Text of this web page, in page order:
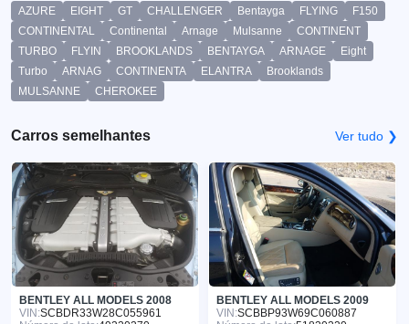
AZURE EIGHT GT CHALLENGER Bentayga FLYING
F150
CONTINENTAL
Continental Arnage Mulsanne
CONTINENT
TURBO
FLYIN BROOKLANDS BENTAYGA ARNAGE
Eight
Turbo
ARNAG CONTINENTA ELANTRA
Brooklands
MULSANNE
CHEROKEE
Carros semelhantes Ver tudo ❯
BENTLEY ALL MODELS 2008
VIN:SCBDR33W28C055961
BENTLEY ALL MODELS 2009
VIN:SCBBP93W69C060887